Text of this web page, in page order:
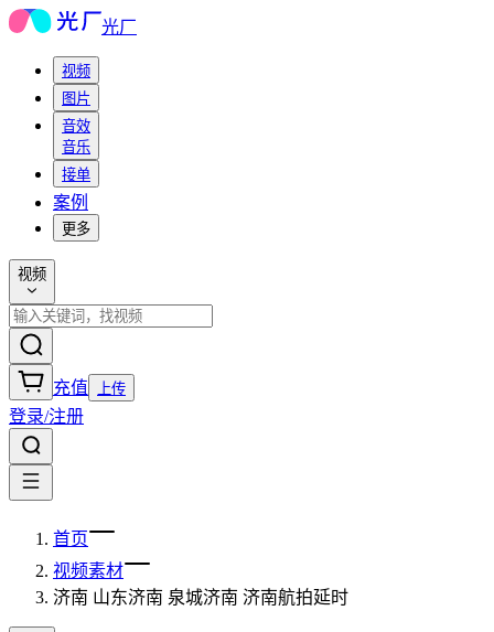
光厂
视频
图片
音效
音乐
接单
案例
更多
视频
充值 上传
登录/注册
首页
视频素材
济南 山东济南 泉城济南 济南航拍延时